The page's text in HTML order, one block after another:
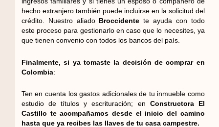
hecho extranjero también puede incluirse en la solicitud del
crédito. Nuestro aliado Broccidente te ayuda con todo
este proceso para gestionarlo en caso que lo necesites, ya
que tienen convenio con todos los bancos del país.
Finalmente, si ya tomaste la decisión de comprar en
Colombia:
Ten en cuenta los gastos adicionales de tu inmueble como
estudio de títulos y escrituración; en Constructora El
Castillo te acompañamos desde el inicio del camino
hasta que ya recibes las llaves de tu casa campestre.